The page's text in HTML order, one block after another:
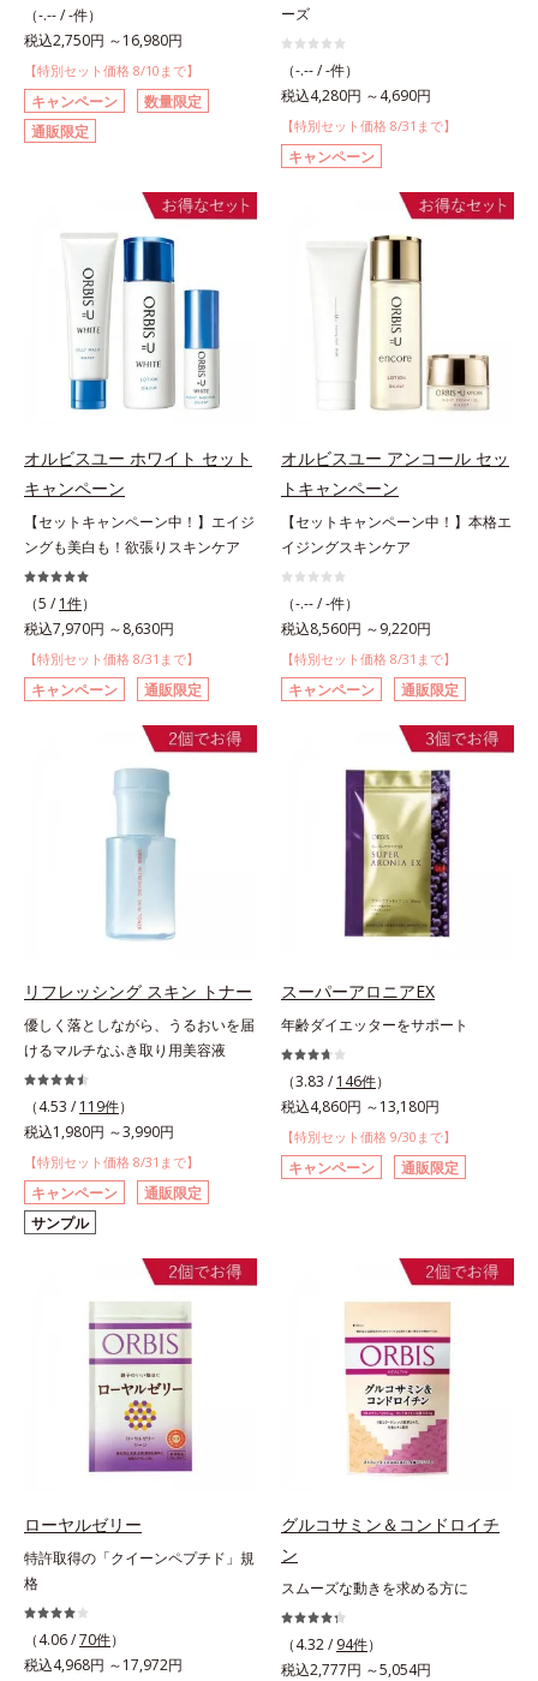
（-.-- / -件）
税込2,750円 ～16,980円
【特別セット価格 8/10まで】
キャンペーン
数量限定
通販限定
ーズ
（-.-- / -件）
税込4,280円 ～4,690円
【特別セット価格 8/31まで】
キャンペーン
オルビスユー ホワイト セット
キャンペーン
【セットキャンペーン中！】エイジ
ングも美白も！欲張りスキンケア
（5 / 1件）
税込7,970円 ～8,630円
【特別セット価格 8/31まで】
キャンペーン 通販限定
オルビスユー アンコール セッ
トキャンペーン
【セットキャンペーン中！】本格エ
イジングスキンケア
（-.-- / -件）
税込8,560円 ～9,220円
【特別セット価格 8/31まで】
キャンペーン 通販限定
リフレッシング スキン トナー
優しく落としながら、うるおいを届
けるマルチなふき取り用美容液
（4.53 / 119件）
税込1,980円 ～3,990円
【特別セット価格 8/31まで】
キャンペーン
通販限定
サンプル
スーパーアロニアEX
年齢ダイエッターをサポート
（3.83 / 146件）
税込4,860円 ～13,180円
【特別セット価格 9/30まで】
キャンペーン 通販限定
ローヤルゼリー
特許取得の「クイーンペプチド」規
格
（4.06 /70件）
税込4,968円 ～17,972円
グルコサミン＆コンドロイチ
ン
スムーズな動きを求める方に
（4.32 / 94件）
税込2,777円 ～5,054円